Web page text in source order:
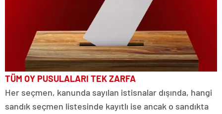
TÜM OY PUSULALARI TEK ZARFA
Her seçmen, kanunda sayılan istisnalar dışında, hangi
sandık seçmen listesinde kayıtlı ise ancak o sandıkta